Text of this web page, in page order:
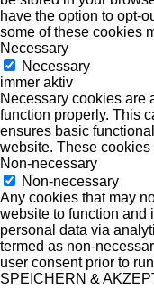
have the option to opt-
some of these cookies
Necessary
Necessary
immer aktiv
Necessary cookies are
function properly. This
ensures basic
website. These
Non-necessary
Non-necessary
Any cookies that may
website to function and
personal data via
termed as non-
user consent prior to
SPEICHERN &